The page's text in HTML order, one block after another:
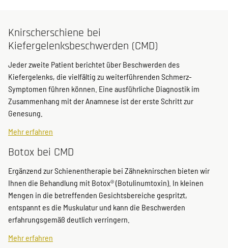
Knirscherschiene bei
Kiefergelenksbeschwerden (CMD)
Jeder zweite Patient berichtet über Beschwerden des
Kiefergelenks, die vielfältig zu weiterführenden Schmerz-
Symptomen führen können. Eine ausführliche Diagnostik im
Zusammenhang mit der Anamnese ist der erste Schritt zur
Genesung.
Mehr erfahren
Botox bei CMD
Ergänzend zur Schienentherapie bei Zähneknirschen bieten wir
Ihnen die Behandlung mit Botox® (Botulinumtoxin). In kleinen
Mengen in die betreffenden Gesichtsbereiche gespritzt,
entspannt es die Muskulatur und kann die Beschwerden
erfahrungsgemäß deutlich verringern.
Mehr erfahren